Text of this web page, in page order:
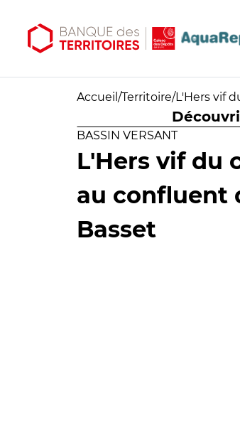
Accueil /Territoire/L'Hers vif
BASSIN VERSANT
L'Hers vif du
au confluent
Basset